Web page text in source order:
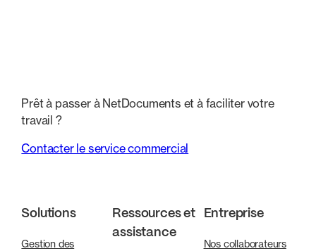
Prêt à passer à NetDocuments et à faciliter votre
travail ?
Contacter le service commercial
Solutions
Gestion des
Ressources et
assistance
Entreprise
Nos collaborateurs